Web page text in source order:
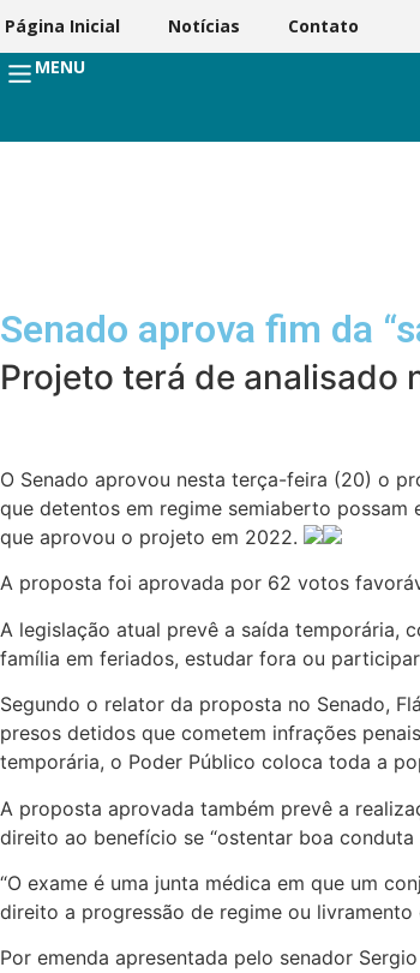
Página Inicial Notícias Contato
MENU
Senado aprova fim da
Projeto terá de analisado
O Senado aprovou nesta terça-feira (20) o
que detentos em regime semiaberto possam
que aprovou o projeto em 2022.
A proposta foi aprovada por 62 votos
A legislação atual prevê a saída temporária,
família em feriados, estudar fora ou
Segundo o relator da proposta no Senado,
presos detidos que cometem infrações
temporária, o Poder Público coloca toda a
A proposta aprovada também prevê a
direito ao benefício se “ostentar boa
“O exame é uma junta médica em que um
direito a progressão de regime ou livramento
Por emenda apresentada pelo senador